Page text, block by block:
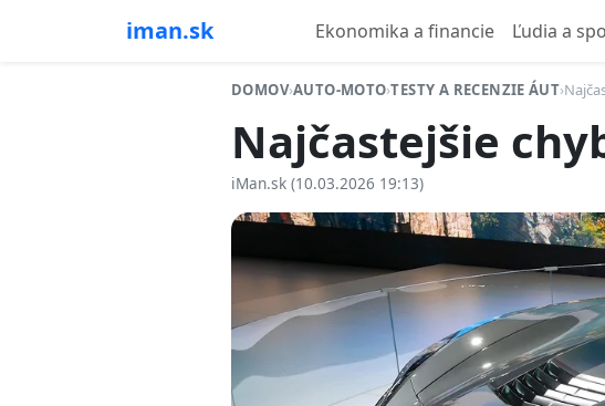
iman.sk Ekonomika a financie Ľudia a
DOMOV›AUTO-MOTO›TESTY A RECENZIE ÁUT›
Najčastejšie
iMan.sk (10.03.2026 19:13)